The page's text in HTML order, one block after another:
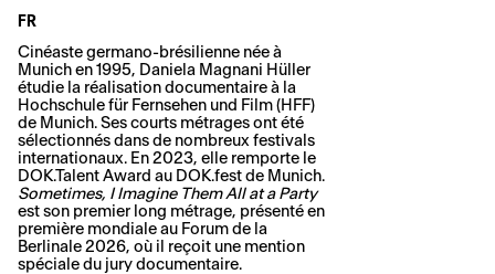
FR
Cinéaste germano-brésilienne née à
Munich en 1995, Daniela Magnani Hüller
étudie la réalisation documentaire à la
Hochschule für Fernsehen und Film (HFF)
de Munich. Ses courts métrages ont été
sélectionnés dans de nombreux festivals
internationaux. En 2023, elle remporte le
DOK.Talent Award au DOK.fest de Munich.
Sometimes, I Imagine Them All at a Party
est son premier long métrage, présenté en
première mondiale au Forum de la
Berlinale 2026, où il reçoit une mention
spéciale du jury documentaire.